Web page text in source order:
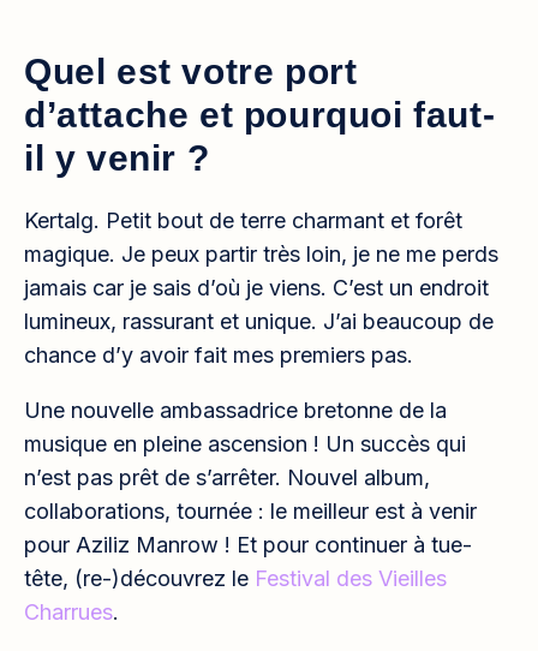
Quel est votre port
d’attache et pourquoi faut-
il y venir ?
Kertalg. Petit bout de terre charmant et forêt
magique. Je peux partir très loin, je ne me perds
jamais car je sais d’où je viens. C’est un endroit
lumineux, rassurant et unique. J’ai beaucoup de
chance d’y avoir fait mes premiers pas.
Une nouvelle ambassadrice bretonne de la
musique en pleine ascension ! Un succès qui
n’est pas prêt de s’arrêter. Nouvel album,
collaborations, tournée : le meilleur est à venir
pour Aziliz Manrow ! Et pour continuer à tue-
tête, (re-)découvrez le Festival des Vieilles
Charrues.